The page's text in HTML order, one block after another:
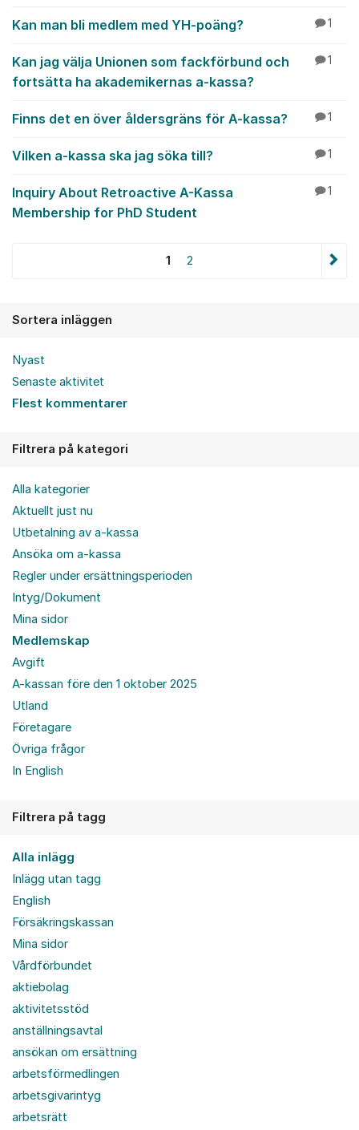
Kan man bli medlem med YH-poäng? 1
Kan jag välja Unionen som fackförbund och
fortsätta ha akademikernas a-kassa?
1
Finns det en över åldersgräns för A-kassa? 1
Vilken a-kassa ska jag söka till? 1
Inquiry About Retroactive A-Kassa
Membership for PhD Student
1
1 2
Sortera inläggen
Nyast
Senaste aktivitet
Flest kommentarer
Filtrera på kategori
Alla kategorier
Aktuellt just nu
Utbetalning av a-kassa
Ansöka om a-kassa
Regler under ersättningsperioden
Intyg/Dokument
Mina sidor
Medlemskap
Avgift
A-kassan före den 1 oktober 2025
Utland
Företagare
Övriga frågor
In English
Filtrera på tagg
Alla inlägg
Inlägg utan tagg
English
Försäkringskassan
Mina sidor
Vårdförbundet
aktiebolag
aktivitetsstöd
anställningsavtal
ansökan om ersättning
arbetsförmedlingen
arbetsgivarintyg
arbetsrätt